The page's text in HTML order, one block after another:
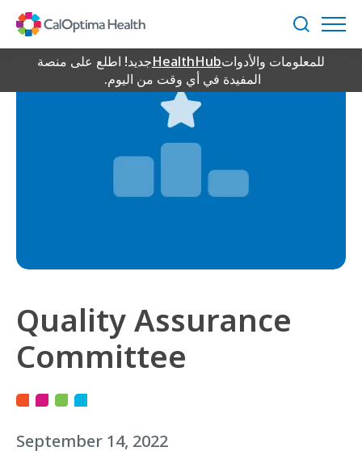
Content
بحث
جديد! اطلع على منصةHealthHubللمعلومات والأدوات
المفيدة في أي وقت من اليوم.
Quality Assurance
Committee
September 14, 2022